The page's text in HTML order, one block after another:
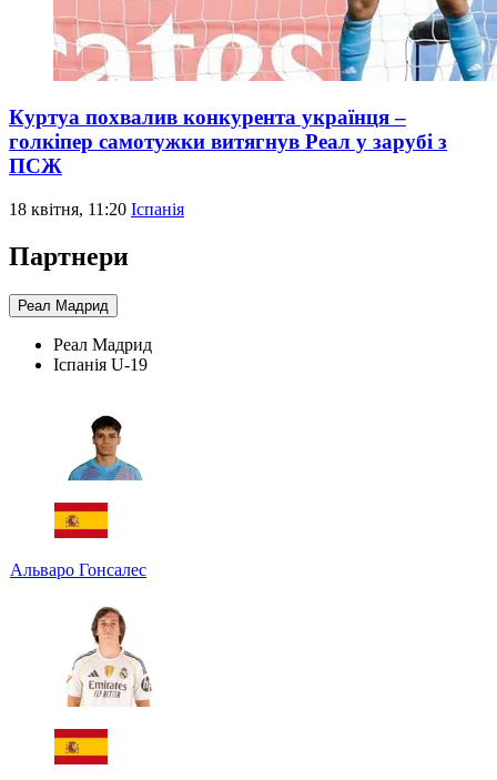
Куртуа похвалив конкурента українця –
голкіпер самотужки витягнув Реал у зарубі з
ПСЖ
18 квітня, 11:20 Іспанія
Партнери
Реал Мадрид
Реал Мадрид
Іспанія U-19
Альваро Гонсалес